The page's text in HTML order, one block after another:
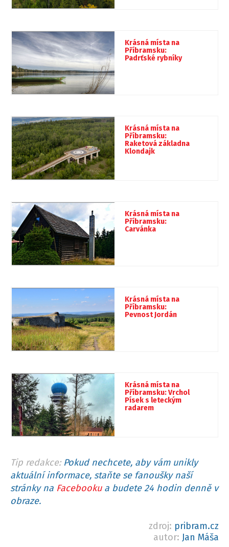
Krásná místa na
Příbramsku:
Padrťské rybníky
Krásná místa na
Příbramsku:
Raketová základna
Klondajk
Krásná místa na
Příbramsku:
Carvánka
Krásná místa na
Příbramsku:
Pevnost Jordán
Krásná místa na
Příbramsku: Vrchol
Písek s leteckým
radarem
Tip redakce: Pokud nechcete, aby vám unikly
aktuální informace, staňte se fanoušky naší
stránky na Facebookua budete 24 hodin denně v
obraze.
zdroj: pribram.cz
autor: Jan Máša